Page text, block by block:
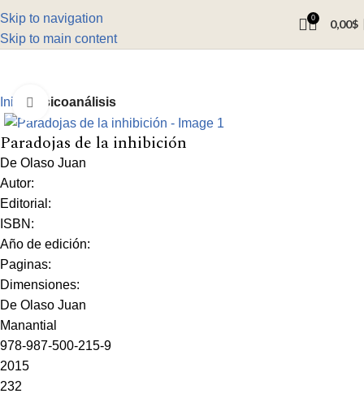
Skip to navigation
Skip to main content
0 0,00$
Inicio Psicoanálisis
Click to enlarge
Paradojas de la inhibición
De Olaso Juan
Autor:
Editorial:
ISBN:
Año de edición:
Paginas:
Dimensiones:
De Olaso Juan
Manantial
978-987-500-215-9
2015
232